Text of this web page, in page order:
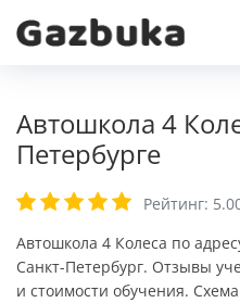
Автошкола 4
Петербурге
Рейтинг:
Автошкола 4 Колеса по
Санкт-Петербург. Отзывы
и стоимости обучения.